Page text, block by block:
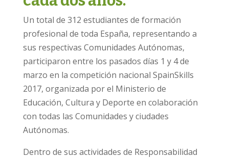
Un total de 312 estudiantes de formación
profesional de toda España, representando a
sus respectivas Comunidades Autónomas,
participaron entre los pasados días 1 y 4 de
marzo en la competición nacional SpainSkills
2017, organizada por el Ministerio de
Educación, Cultura y Deporte en colaboración
con todas las Comunidades y ciudades
Autónomas.
Dentro de sus actividades de Responsabilidad